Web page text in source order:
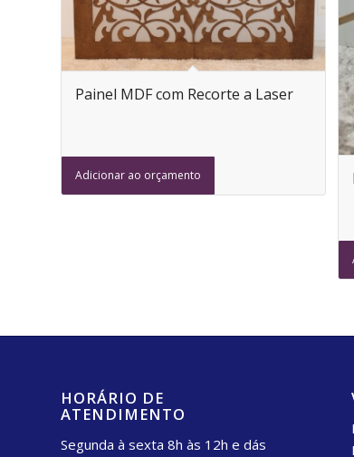
Painel MDF com Recorte a Laser
Adicionar ao orçamento
HORÁRIO DE
ATENDIMENTO
Segunda à sexta 8h às 12h e dás